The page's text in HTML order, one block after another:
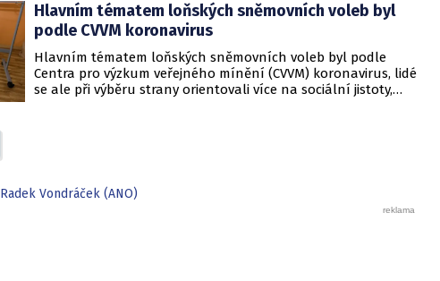
přínosem.
Hlavním tématem loňských sněmovních voleb byl
podle CVVM koronavirus
Hlavním tématem loňských sněmovních voleb byl podle
Centra pro výzkum veřejného mínění (CVVM) koronavirus, lidé
se ale při výběru strany orientovali více na sociální jistoty,
Radek Vondráček (ANO)